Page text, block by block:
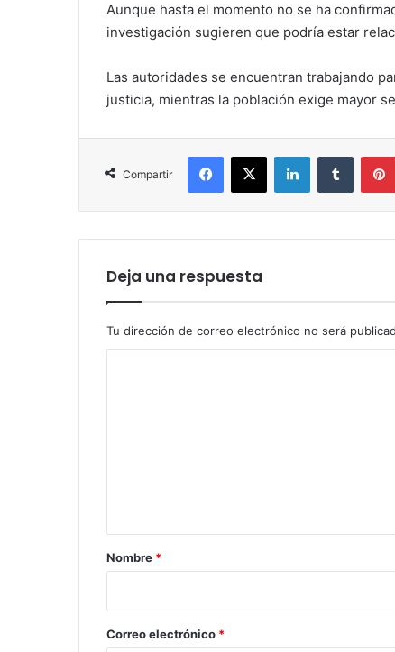
Aunque hasta el momento no se ha
investigación sugieren que podría estar
Las autoridades se encuentran trabajando
justicia, mientras la población exige mayor
Compartir
Facebook
X LinkedInTumblr
Deja una respuesta
Tu dirección de correo electrónico no será
r
*
Nombre *
Correo electrónico *